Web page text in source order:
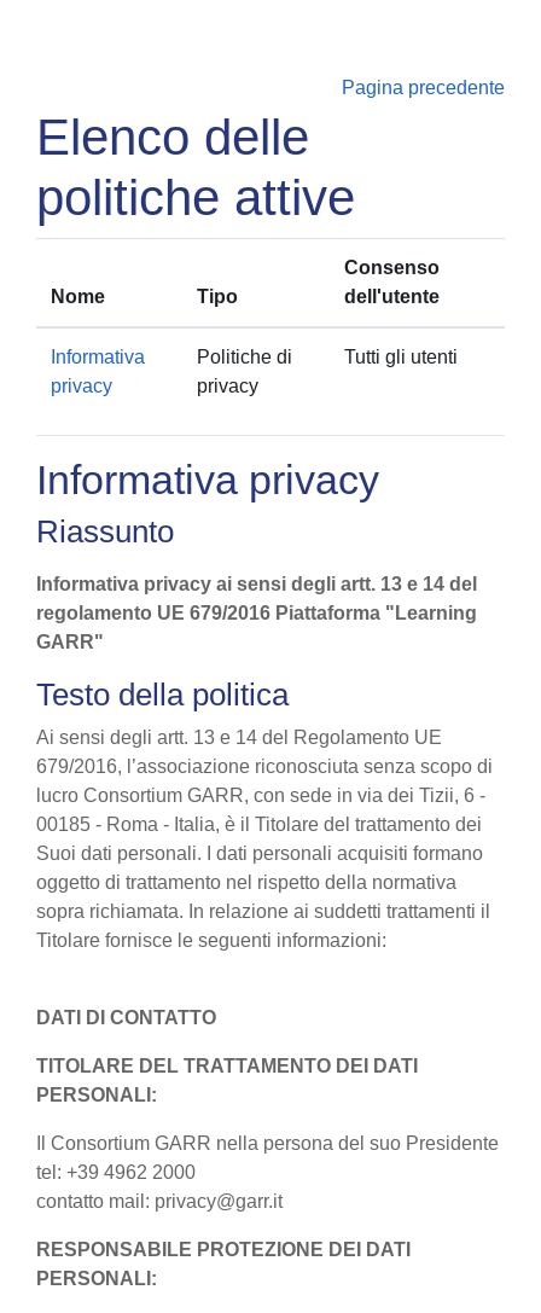
Pagina precedente
Elenco delle
politiche attive
Nome Tipo
Consenso
dell'utente
Informativa
privacy
Politiche di
privacy
Tutti gli utenti
Informativa privacy
Riassunto
Informativa privacy ai sensi degli artt. 13 e 14 del
regolamento UE 679/2016 Piattaforma "Learning
GARR"
Testo della politica
Ai sensi degli artt. 13 e 14 del Regolamento UE
679/2016, l’associazione riconosciuta senza scopo di
lucro Consortium GARR, con sede in via dei Tizii, 6 -
00185 - Roma - Italia, è il Titolare del trattamento dei
Suoi dati personali. I dati personali acquisiti formano
oggetto di trattamento nel rispetto della normativa
sopra richiamata. In relazione ai suddetti trattamenti il
Titolare fornisce le seguenti informazioni:
DATI DI CONTATTO
TITOLARE DEL TRATTAMENTO DEI DATI
PERSONALI:
Il Consortium GARR nella persona del suo Presidente
tel: +39 4962 2000
contatto mail: privacy@garr.it
RESPONSABILE PROTEZIONE DEI DATI
PERSONALI: